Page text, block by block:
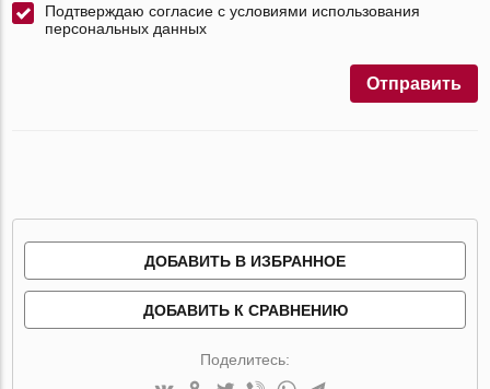
Подтверждаю согласие с условиями использования
персональных данных
Отправить
ДОБАВИТЬ В ИЗБРАННОЕ
ДОБАВИТЬ К СРАВНЕНИЮ
Поделитесь: